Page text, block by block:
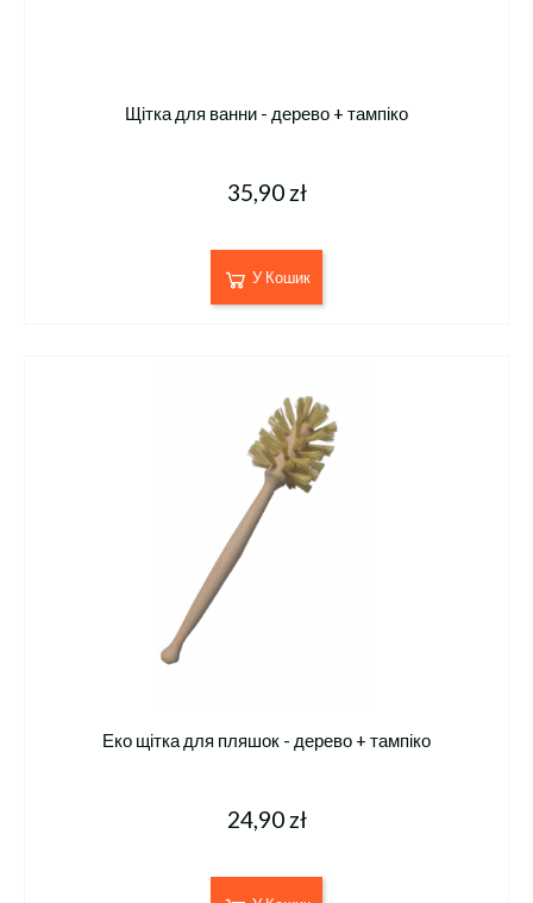
Щітка для ванни - дерево + тампіко
35,90 zł
У Кошик
Еко щітка для пляшок - дерево + тампіко
24,90 zł